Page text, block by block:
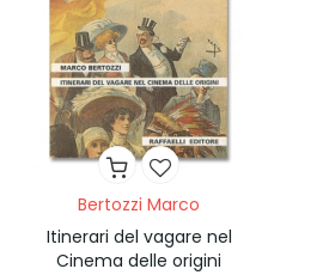
Bertozzi Marco
Itinerari del vagare nel
Cinema delle origini